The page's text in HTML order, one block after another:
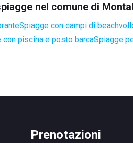
nel comune di
Spiagge con campi di
con piscina e posto barcaSpiagge
Prenotazioni